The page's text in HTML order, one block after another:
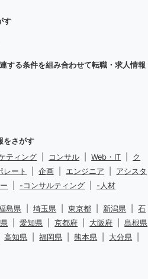
す
する条件を組み合わせて転職・求人情報
をさがす
ティング コンサル Web・IT
ク
レート 企画 エンジニア
アシスタ
-コンサルティング -人材
島県 埼玉県 東京都 新潟県
石
愛知県 京都府 大阪府
島根県
高知県 福岡県 熊本県 大分県